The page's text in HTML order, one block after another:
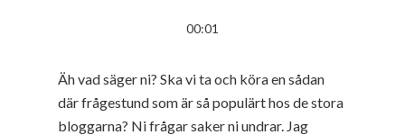
00:01
Äh vad säger ni? Ska vi ta och köra en sådan
där frågestund som är så populärt hos de stora
bloggarna? Ni frågar saker ni undrar. Jag